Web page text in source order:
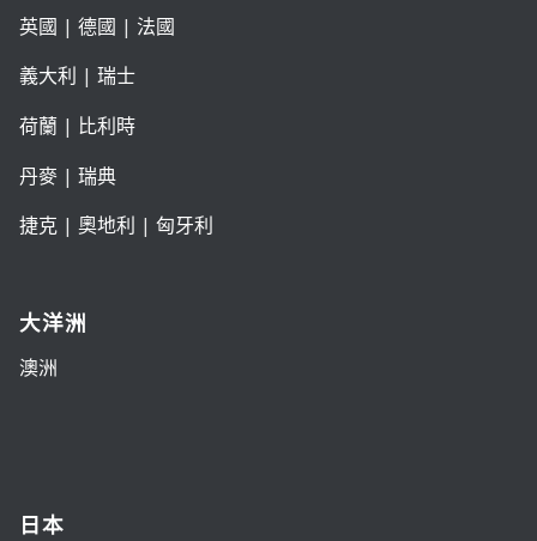
英國 | 德國 | 法國
義大利 | 瑞士
荷蘭| 比利時
丹麥| 瑞典
捷克| 奧地利 | 匈牙利
大洋洲
澳洲
日本